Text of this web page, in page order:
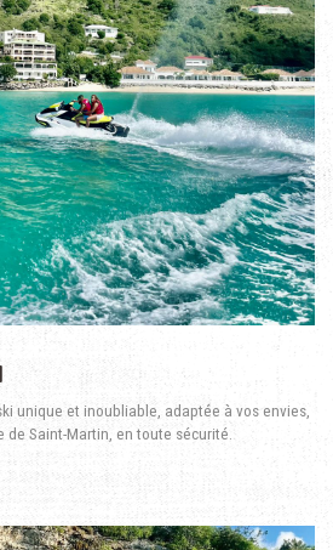
unique et inoubliable, adaptée à vos envies,
Saint-Martin, en toute sécurité.